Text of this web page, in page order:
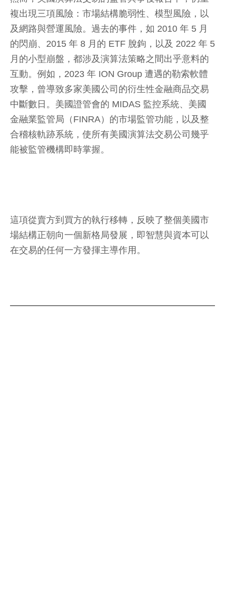
複出現三項風險：市場結構脆弱性、模型風險，以
及網路與營運風險。過去的事件，如 2010 年 5 月
的閃崩、2015 年 8 月的 ETF 脫鉤，以及 2022 年 5
月的小型崩盤，都涉及演算法策略之間出乎意料的
互動。例如，2023 年 ION Group 遭遇的勒索軟體
攻擊，曾導致多家美國公司的衍生性金融商品交易
中斷數日。美國證管會的 MIDAS 監控系統、美國
金融業監管局（FINRA）的市場監管功能，以及整
合稽核軌跡系統，使所有美國演算法交易公司幾乎
能被監管機構即時掌握。
這項從賣方到買方的執行移轉，反映了整個美國市
場結構正朝向一個新格局發展，即智慧與資本可以
在交易的任何一方發揮主導作用。